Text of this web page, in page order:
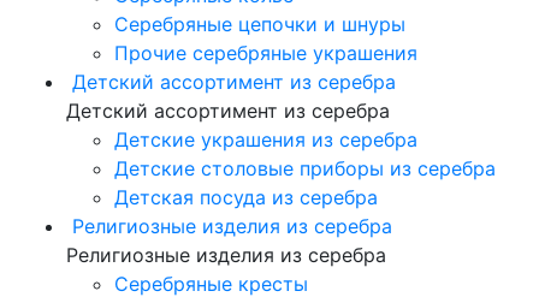
Серебряные цепочки и шнуры
Прочие серебряные украшения
Детский ассортимент из серебра
Детский ассортимент из серебра
Детские украшения из серебра
Детские столовые приборы из серебра
Детская посуда из серебра
Религиозные изделия из серебра
Религиозные изделия из серебра
Серебряные кресты